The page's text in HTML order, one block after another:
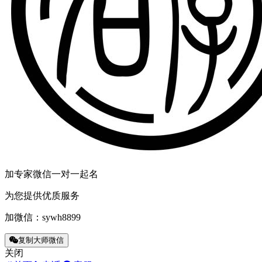
加专家微信一对一起名
为您提供优质服务
加微信： sywh8899
复制大师微信
关闭